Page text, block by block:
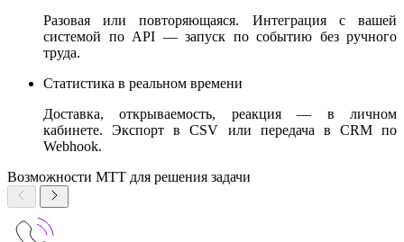
Разовая или повторяющаяся. Интеграция с вашей
системой по API — запуск по событию без ручного
труда.
Статистика в реальном времени
Доставка, открываемость, реакция — в личном
кабинете. Экспорт в CSV или передача в CRM по
Webhook.
Возможности МТТ для решения задачи